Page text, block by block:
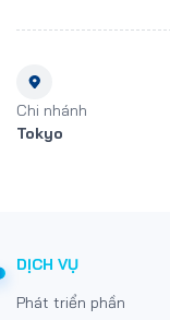
Chi nhánh
Tokyo
DỊCH VỤ
Phát triển phần